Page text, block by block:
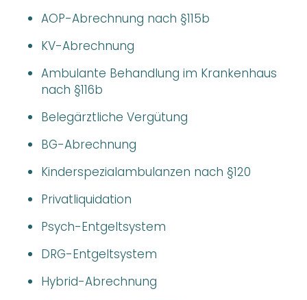
AOP-Abrechnung nach §115b
KV-Abrechnung
Ambulante Behandlung im Krankenhaus
nach §116b
Belegärztliche Vergütung
BG-Abrechnung
Kinderspezialambulanzen nach §120
Privatliquidation
Psych-Entgeltsystem
DRG-Entgeltsystem
Hybrid-Abrechnung